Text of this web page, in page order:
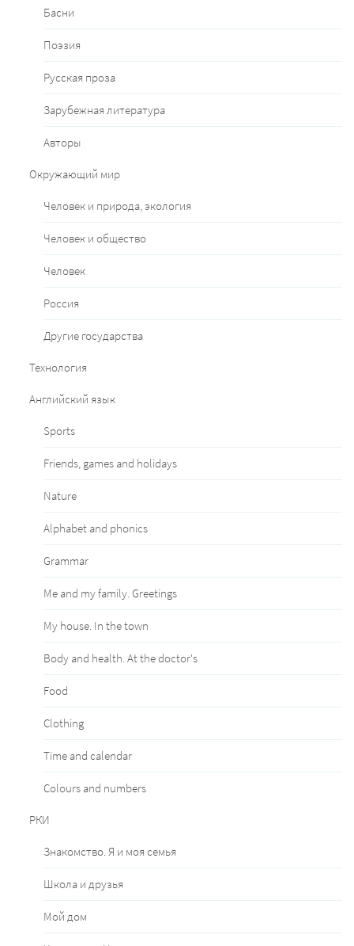
Басни
Поэзия
Русская проза
Зарубежная литература
Авторы
Окружающий мир
Человек и природа, экология
Человек и общество
Человек
Россия
Другие государства
Технология
Английский язык
Sports
Friends, games and holidays
Nature
Alphabet and phonics
Grammar
Me and my family. Greetings
My house. In the town
Body and health. At the doctor's
Food
Clothing
Time and calendar
Сolours and numbers
РКИ
Знакомство. Я и моя семья
Школа и друзья
Мой дом